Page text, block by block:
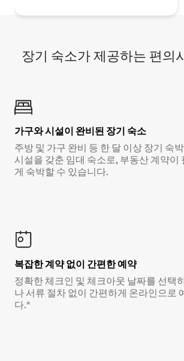
장기 숙소가 제공하는 편의
가구와 시설이 완비된 장기 숙소
주방 및 가구 완비 등 한 달 이상 장기 숙
시설을 갖춘 임대 숙소로, 부동산 계약이
게 숙박할 수 있습니다.
복잡한 계약 없이 간편한 예약
정확한 체크인 및 체크아웃 날짜를 선택
나 서류 절차 없이 간편하게 온라인으로
다.*